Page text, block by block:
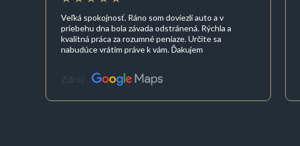
Veľká spokojnosť. Ráno som doviezli auto a v
priebehu dna bola závada odstránená. Rýchla a
kvalitná práca za rozumné peniaze. Určite sa
nabudúce vrátim práve k vám. Ďakujem
Zdroj: